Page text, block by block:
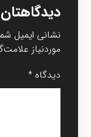
نشانی ایمیل
موردنیاز
دیدگاه*